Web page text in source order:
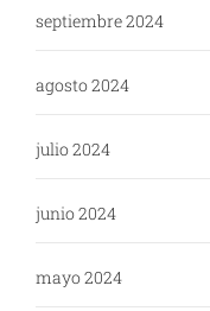
septiembre 2024
agosto 2024
julio 2024
junio 2024
mayo 2024